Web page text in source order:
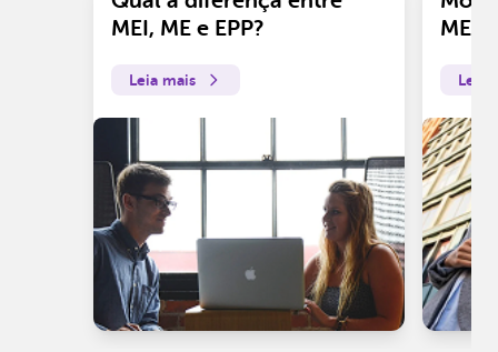
MEI, ME e EPP?
Leia mais
ME?
Leia